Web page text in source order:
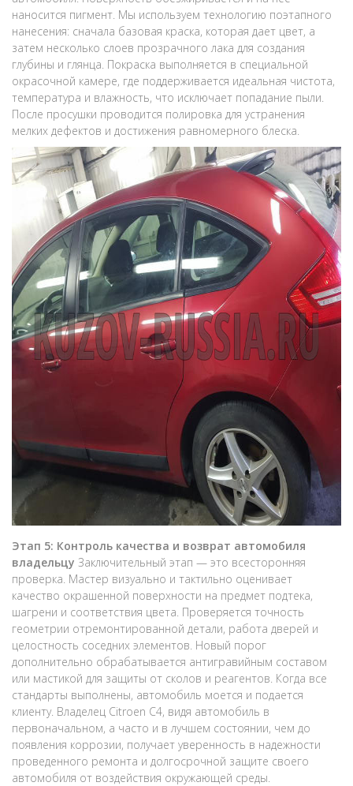
наносится пигмент. Мы используем технологию поэтапного
нанесения: сначала базовая краска, которая дает цвет, а
затем несколько слоев прозрачного лака для создания
глубины и глянца. Покраска выполняется в специальной
окрасочной камере, где поддерживается идеальная чистота,
температура и влажность, что исключает попадание пыли.
После просушки проводится полировка для устранения
мелких дефектов и достижения равномерного блеска.
Этап 5: Контроль качества и возврат автомобиля
владельцу Заключительный этап — это всесторонняя
проверка. Мастер визуально и тактильно оценивает
качество окрашенной поверхности на предмет подтека,
шагрени и соответствия цвета. Проверяется точность
геометрии отремонтированной детали, работа дверей и
целостность соседних элементов. Новый порог
дополнительно обрабатывается антигравийным составом
или мастикой для защиты от сколов и реагентов. Когда все
стандарты выполнены, автомобиль моется и подается
клиенту. Владелец Citroen C4, видя автомобиль в
первоначальном, а часто и в лучшем состоянии, чем до
появления коррозии, получает уверенность в надежности
проведенного ремонта и долгосрочной защите своего
автомобиля от воздействия окружающей среды.